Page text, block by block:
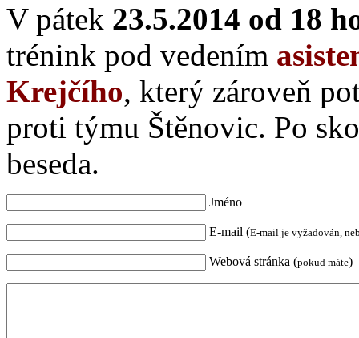
V pátek 23.5.2014 od 18
trénink pod vedením
Krejčího, který zároveň
proti týmu Štěnovic. Po
beseda.
Jméno
E-mail (E-mail je vyžadován,
Webová stránka (pokud máte)